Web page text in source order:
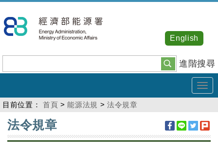
到
主
內
容
進階搜尋
English
目前位置： 首頁 >能源法規 >法令規章
:::
法令規章